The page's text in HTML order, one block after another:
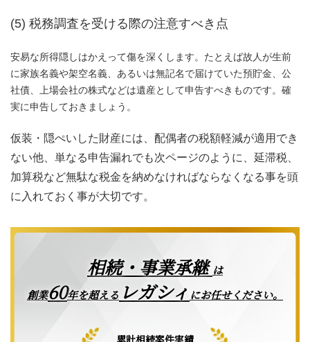
(5) 税務調査を受ける際の注意すべき点
安易な所得隠しはかえって傷を深くします。たとえば故人が生前
に家族名義や架空名義、あるいは無記名で届けていた預貯金、公
社債、上場会社の株式などは遺産として申告すべきものです。確
実に申告しておきましょう。
仮装・隠ぺいした財産には、配偶者の税額軽減が適用でき
ない他、単なる申告漏れでも次ページのように、延滞税、
加算税など無駄な税金を納めなければならなくなる事を頭
に入れておく事が大切です。
相続・事業承継は
創業60年を超える レガシィ にお任せください。
累計相続案件実績